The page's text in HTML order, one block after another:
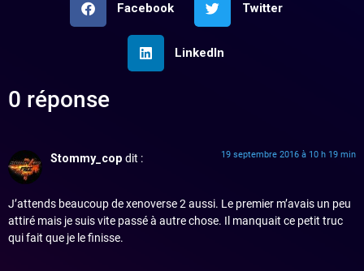
Facebook Twitter
LinkedIn
0 réponse
Stommy_cop dit : 19 septembre 2016 à 10 h 19 min
J’attends beaucoup de xenoverse 2 aussi. Le premier m’avais un peu
attiré mais je suis vite passé à autre chose. Il manquait ce petit truc
qui fait que je le finisse.